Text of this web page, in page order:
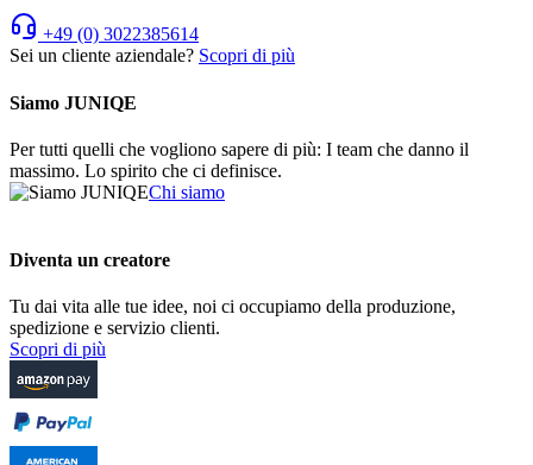
+49 (0) 3022385614
Sei un cliente aziendale? Scopri di più
Siamo JUNIQE
Per tutti quelli che vogliono sapere di più: I team che danno il
massimo. Lo spirito che ci definisce.
Chi siamo
Diventa un creatore
Tu dai vita alle tue idee, noi ci occupiamo della produzione,
spedizione e servizio clienti.
Scopri di più